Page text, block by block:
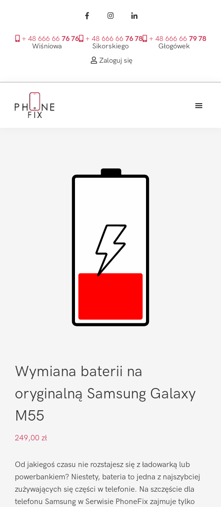
+ 48 666 66 76 76
Wiśniowa
+ 48 666 66 76 78
Sikorskiego
+ 48 666 66 79 78
Głogówek
Zaloguj się
głównego
Wymiana baterii na
oryginalną Samsung Galaxy
M55
249,00 zł
Od jakiegoś czasu nie rozstajesz się z ładowarką lub
powerbankiem? Niestety, bateria to jedna z najszybciej
zużywających się części w telefonie. Na szczęście dla
telefonu Samsung w Serwisie PhoneFix zajmuje tylko